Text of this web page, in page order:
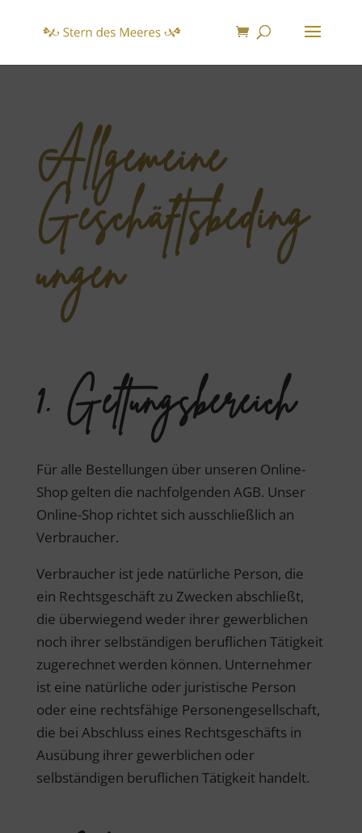
Allgemeine
Geschäftsbeding
ungen
1. Geltungsbereich
Für alle Bestellungen über unseren Online-
Shop gelten die nachfolgenden AGB. Unser
Online-Shop richtet sich ausschließlich an
Verbraucher.
Verbraucher ist jede natürliche Person, die
ein Rechtsgeschäft zu Zwecken abschließt,
die überwiegend weder ihrer gewerblichen
noch ihrer selbständigen beruflichen Tätigkeit
zugerechnet werden können. Unternehmer
ist eine natürliche oder juristische Person
oder eine rechtsfähige Personengesellschaft,
die bei Abschluss eines Rechtsgeschäfts in
Ausübung ihrer gewerblichen oder
selbständigen beruflichen Tätigkeit handelt.